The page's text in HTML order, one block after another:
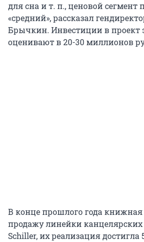
для сна и т. п., ценовой сегмент
«средний», рассказал
Брычкин. Инвестиции в проект
оценивают в 20-30 миллионов
В конце прошлого года книжная
продажу линейки канцелярских
Schiller, их реализация